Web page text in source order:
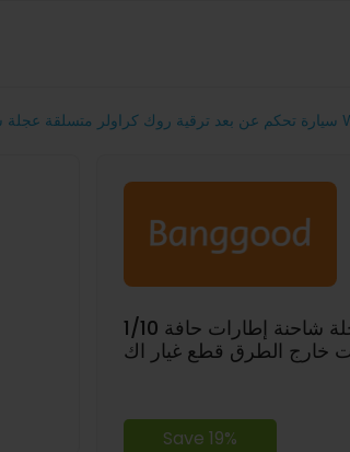
1/10 سيارة تحكم عن بعد ترقية روك كراولر متسلقة عجلة شاحنة إطارات حافة Wltoys MJX SCY نماذج
خارج الطرق قطع غيار اك
Save 19%